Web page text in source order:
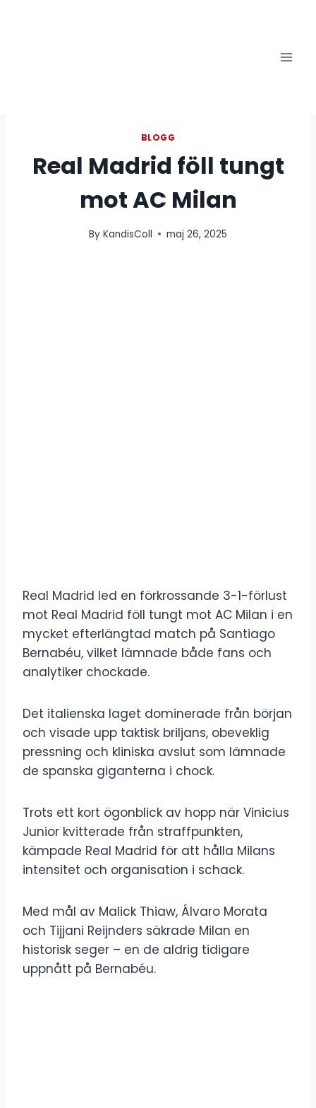
BLOGG
Real Madrid föll tungt
mot AC Milan
By KandisColl maj 26, 2025
Real Madrid led en förkrossande 3-1-förlust
mot Real Madrid föll tungt mot AC Milan i en
mycket efterlängtad match på Santiago
Bernabéu, vilket lämnade både fans och
analytiker chockade.
Det italienska laget dominerade från början
och visade upp taktisk briljans, obeveklig
pressning och kliniska avslut som lämnade
de spanska giganterna i chock.
Trots ett kort ögonblick av hopp när Vinicius
Junior kvitterade från straffpunkten,
kämpade Real Madrid för att hålla Milans
intensitet och organisation i schack.
Med mål av Malick Thiaw, Álvaro Morata
och Tijjani Reijnders säkrade Milan en
historisk seger – en de aldrig tidigare
uppnått på Bernabéu.